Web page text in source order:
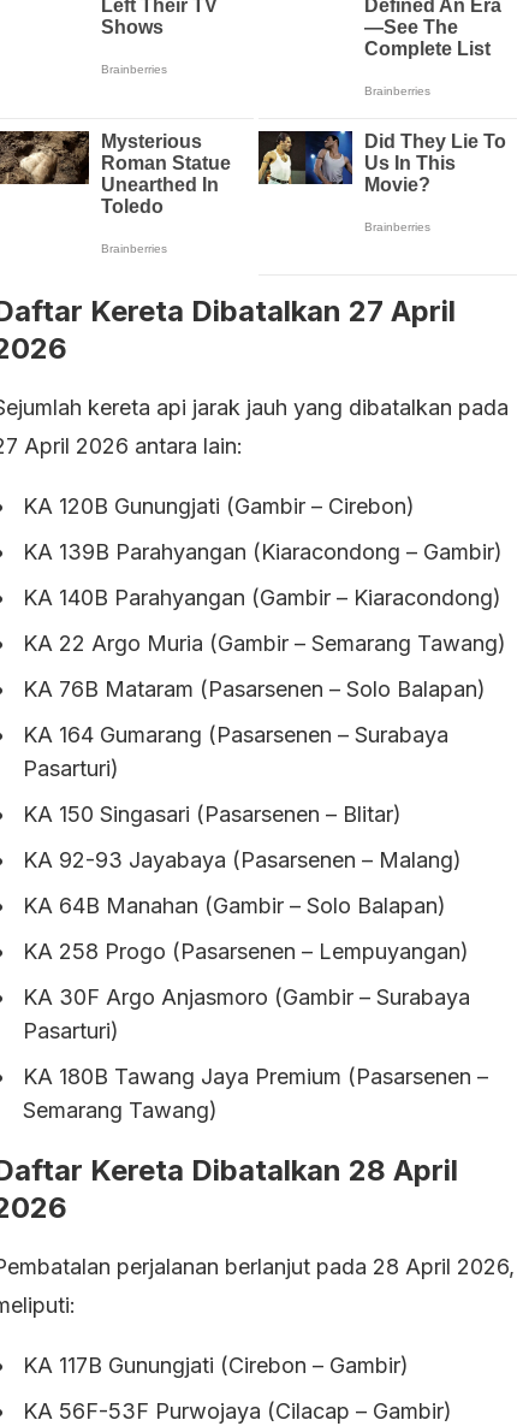
Kereta Dibatalkan 27 April
kereta api jarak jauh yang dibatalkan pada
April 2026 antara lain:
KA 120B Gunungjati (Gambir – Cirebon)
KA 139B Parahyangan (Kiaracondong – Gambir)
KA 140B Parahyangan (Gambir – Kiaracondong)
KA 22 Argo Muria (Gambir – Semarang Tawang)
KA 76B Mataram (Pasarsenen – Solo Balapan)
KA 164 Gumarang (Pasarsenen – Surabaya
Pasarturi)
KA 150 Singasari (Pasarsenen – Blitar)
KA 92-93 Jayabaya (Pasarsenen – Malang)
KA 64B Manahan (Gambir – Solo Balapan)
KA 258 Progo (Pasarsenen – Lempuyangan)
KA 30F Argo Anjasmoro (Gambir – Surabaya
Pasarturi)
KA 180B Tawang Jaya Premium (Pasarsenen –
Semarang Tawang)
Kereta Dibatalkan 28 April
perjalanan berlanjut pada 28 April 2026,
KA 117B Gunungjati (Cirebon – Gambir)
KA 56F-53F Purwojaya (Cilacap – Gambir)